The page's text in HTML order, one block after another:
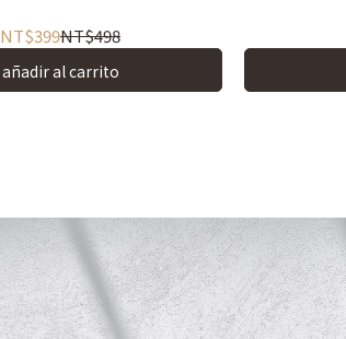
NT$399NT$498
añadir al carrito